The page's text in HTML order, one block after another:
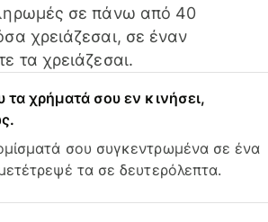
σε πάνω από 40
χρειάζεσαι, σε έναν
τα χρειάζεσαι.
τα χρήματά σου εν κινήσει,
σου συγκεντρωμένα σε ένα
τα σε δευτερόλεπτα.